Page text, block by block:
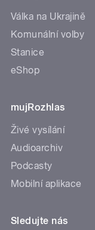
Válka na Ukrajině
Komunální volby
Stanice
eShop
mujRozhlas
Živé vysílání
Audioarchiv
Podcasty
Mobilní aplikace
Sledujte nás